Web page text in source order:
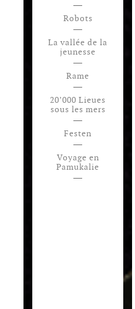
Robots
La vallée de la
jeunesse
Rame
20’000 Lieues
sous les mers
Festen
Voyage en
Pamukalie